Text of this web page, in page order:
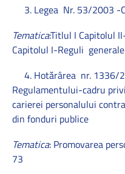
3. Legea Nr. 53/2003 -
Tematica:Titlul I Capitolul
Capitolul I-Reguli generale
4. Hotărârea nr. 1336/
Regulamentului-cadru
carierei personalului
din fonduri publice
Tematica: Promovarea
73